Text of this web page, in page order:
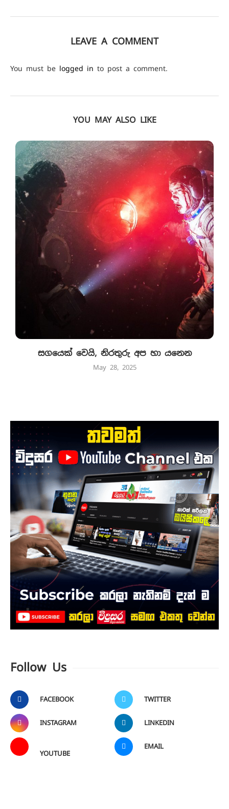
LEAVE A COMMENT
You must be logged in to post a comment.
YOU MAY ALSO LIKE
සගයෙක් වෙයි, නිරතුරු අප හා යනෙන
May 28, 2025
Follow Us
FACEBOOK TWITTER
INSTAGRAM LINKEDIN
YOUTUBE
EMAIL